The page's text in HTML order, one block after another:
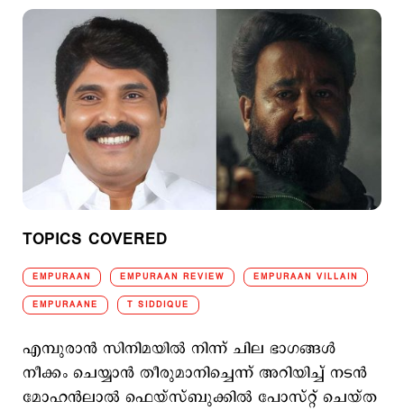
TOPICS COVERED
EMPURAAN EMPURAAN REVIEW EMPURAAN VILLAIN
EMPURAANE T SIDDIQUE
എമ്പുരാൻ സിനിമയിൽ നിന്ന് ചില ഭാഗങ്ങൾ
നീക്കം ചെയ്യാൻ തീരുമാനിച്ചെന്ന് അറിയിച്ച് നടൻ
മോഹൻലാൽ ഫെയ്സ്ബുക്കിൽ പോസ്റ്റ് ചെയ്ത